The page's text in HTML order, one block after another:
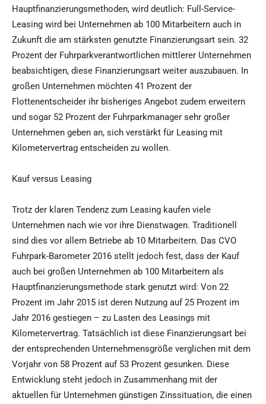
Hauptfinanzierungsmethoden, wird deutlich: Full-Service-
Leasing wird bei Unternehmen ab 100 Mitarbeitern auch in
Zukunft die am stärksten genutzte Finanzierungsart sein. 32
Prozent der Fuhrparkverantwortlichen mittlerer Unternehmen
beabsichtigen, diese Finanzierungsart weiter auszubauen. In
großen Unternehmen möchten 41 Prozent der
Flottenentscheider ihr bisheriges Angebot zudem erweitern
und sogar 52 Prozent der Fuhrparkmanager sehr großer
Unternehmen geben an, sich verstärkt für Leasing mit
Kilometervertrag entscheiden zu wollen.
Kauf versus Leasing
Trotz der klaren Tendenz zum Leasing kaufen viele
Unternehmen nach wie vor ihre Dienstwagen. Traditionell
sind dies vor allem Betriebe ab 10 Mitarbeitern. Das CVO
Fuhrpark-Barometer 2016 stellt jedoch fest, dass der Kauf
auch bei großen Unternehmen ab 100 Mitarbeitern als
Hauptfinanzierungsmethode stark genutzt wird: Von 22
Prozent im Jahr 2015 ist deren Nutzung auf 25 Prozent im
Jahr 2016 gestiegen – zu Lasten des Leasings mit
Kilometervertrag. Tatsächlich ist diese Finanzierungsart bei
der entsprechenden Unternehmensgröße verglichen mit dem
Vorjahr von 58 Prozent auf 53 Prozent gesunken. Diese
Entwicklung steht jedoch in Zusammenhang mit der
aktuellen für Unternehmen günstigen Zinssituation, die einen